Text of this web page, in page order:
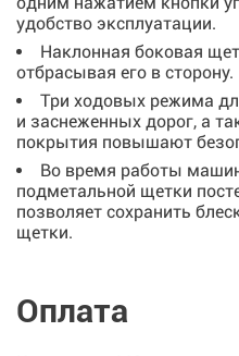
удобство эксплуатации.
Наклонная боковая
отбрасывая его в сторону.
Три ходовых режима
и заснеженных дорог, а
покрытия повышают
Во время работы
подметальной щетки
позволяет сохранить
щетки.
Оплата